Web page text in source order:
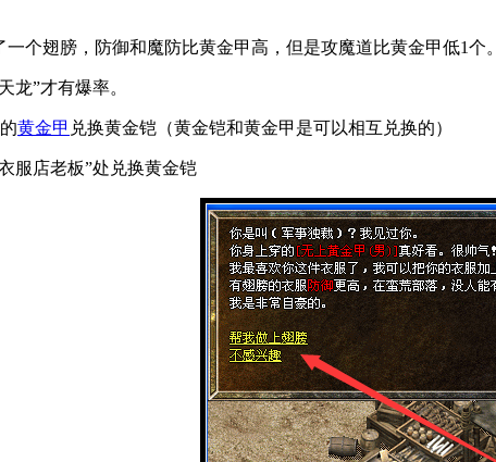
个翅膀，防御和魔防比黄金甲高，但是攻魔道比黄金甲低1个。
龙”才有爆率。
黄金甲 兑换黄金铠（黄金铠和黄金甲是可以相互兑换的）
服店老板”处兑换黄金铠